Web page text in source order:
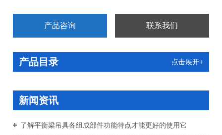
产品咨询 联系我们
产品目录 点击展开+
新闻资讯
了解平衡梁吊具各组成部件功能特点才能更好的使用它